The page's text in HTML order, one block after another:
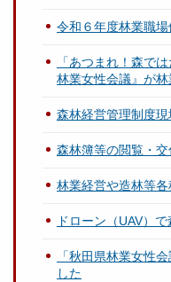
令和６年度林業職
「あつまれ！森で
林業女性会議』が
森林経営管理制度
森林簿等の閲覧・
林業経営や造林等
ドローン（UAV）
「秋田県林業女性
した